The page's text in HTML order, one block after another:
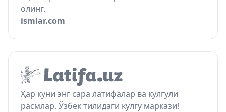
олинг.
ismlar.com
Ҳар куни энг сара латифалар ва кулгули
расмлар. Ўзбек тилидаги кулгу маркази!